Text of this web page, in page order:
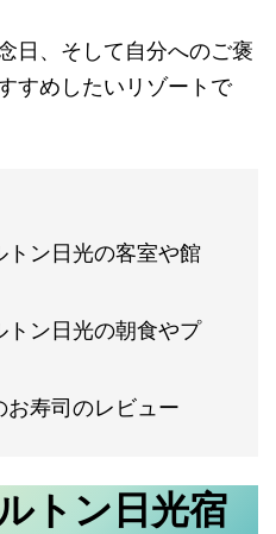
日、そして自分へのご褒
すめしたいリゾートで
ン日光の客室や館
トン日光の朝食やプ
お寿司のレビュー
トン日光宿